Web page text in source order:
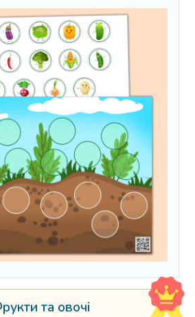
та овочі